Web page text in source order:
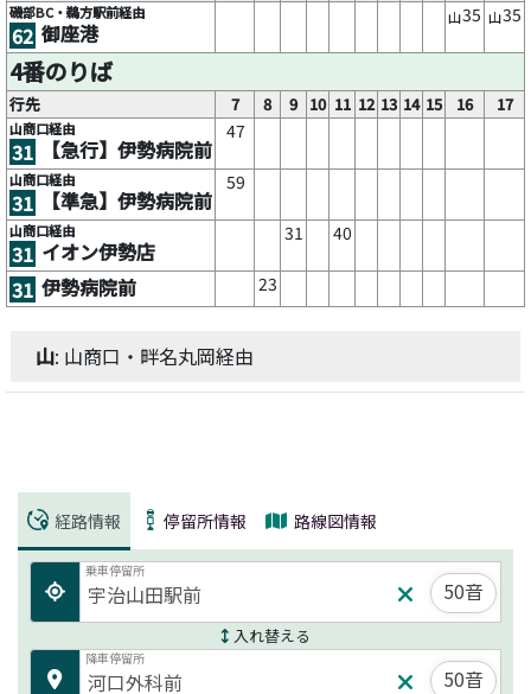
磯部BC・鵜方駅前経由
62 御座港
山35 山35
4番のりば
行先 7 8 9 10 11 12 13 14 15 16 17
山商口経由
31 【急行】伊勢病院前
47
山商口経由
31 【準急】伊勢病院前
59
山商口経由
31 イオン伊勢店
31 40
31 伊勢病院前 23
山: 山商口・畔名丸岡経由
経路情報 停留所情報 路線図情報
乗車停留所
50音
入れ替える
降車停留所
50音